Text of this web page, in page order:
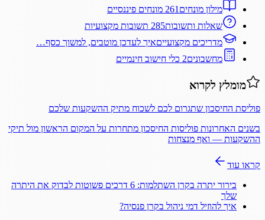
מילון מונחים 261 מונחים פיננסיים
שאלות ותשובות285 תשובות מקצועיות
מדריכים מקצועייםאיך לעדכן מוטבים, למשוך כסף…
מחשבונים2 כלי חישוב חינמיים
מומלץ לקרוא
פוליסת החיסכון שתגרום לכם לשכוח מתיק ההשקעות שלכם
בשנים האחרונות פוליסות החיסכון מתחרות על המקום הראשון מול תיקי
ההשקעות — ואף מנצחות
קראו עוד
בירור יתרה בקרן השתלמות: 6 דרכים פשוטות לבדוק את היתרה
שלך
איך להוזיל דמי ניהול בקרן פנסיה?